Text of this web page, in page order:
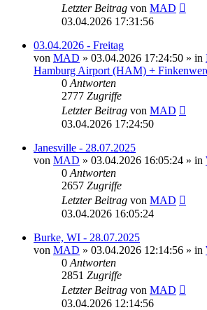
Letzter Beitrag von MAD
03.04.2026 17:31:56
03.04.2026 - Freitag
von MAD » 03.04.2026 17:24:50 » in
Hamburg Airport (HAM) +
0 Antworten
2777 Zugriffe
Letzter Beitrag von MAD
03.04.2026 17:24:50
Janesville - 28.07.2025
von MAD » 03.04.2026 16:05:24 » in
0 Antworten
2657 Zugriffe
Letzter Beitrag von MAD
03.04.2026 16:05:24
Burke, WI - 28.07.2025
von MAD » 03.04.2026 12:14:56 » in
0 Antworten
2851 Zugriffe
Letzter Beitrag von MAD
03.04.2026 12:14:56